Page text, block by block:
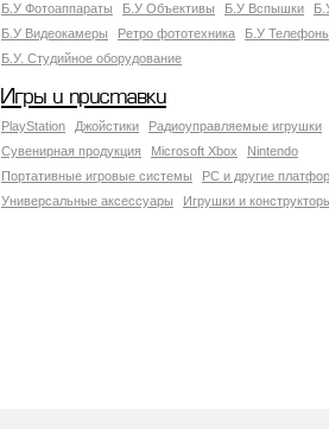
Б.У Фотоаппараты Б.У Объективы Б.У Вспышки
Б.У Видеокамеры
Ретро фототехника Б.У Телефоны
Б.У. Студийное оборудование
Игры и приставки
PlayStation Джойстики
Радиоуправляемые игрушки
Сувенирная продукция
Microsoft Xbox
Nintendo
Портативные игровые системы
PC и другие
Универсальные аксессуары
Игрушки и